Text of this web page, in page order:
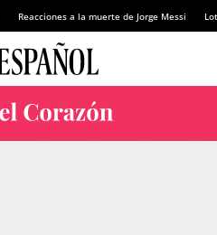
Reacciones a la muerte de Jorge Messi